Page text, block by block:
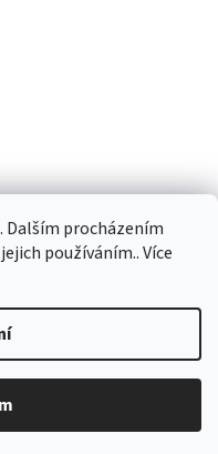
Dalším procházením
používáním.. Více
nás kontaktovat
Děkujeme za Vaši